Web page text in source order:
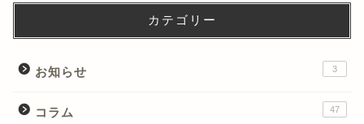
カテゴリー
お知らせ 3
コラム 47